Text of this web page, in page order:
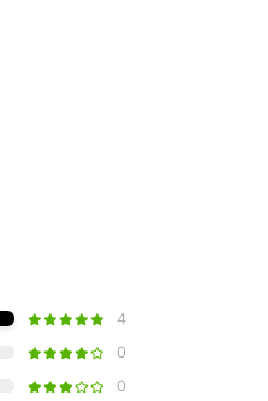
4
0
0